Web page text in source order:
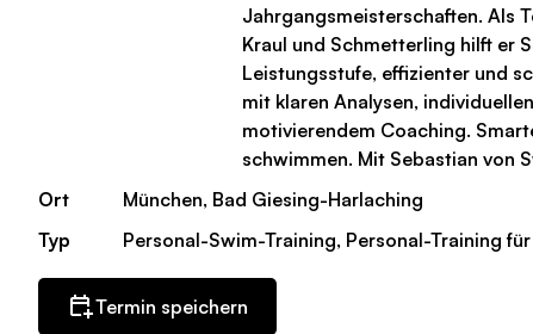
Jahrgangsmeisterschaften. Als
Kraul und Schmetterling hilft er
Leistungsstufe, effizienter und
mit klaren Analysen,
motivierendem Coaching.
schwimmen. Mit Sebastian von
Ort
München, Bad Giesing-Harlaching
Typ
Personal-Swim-Training, Personal-Training
Termin speichern